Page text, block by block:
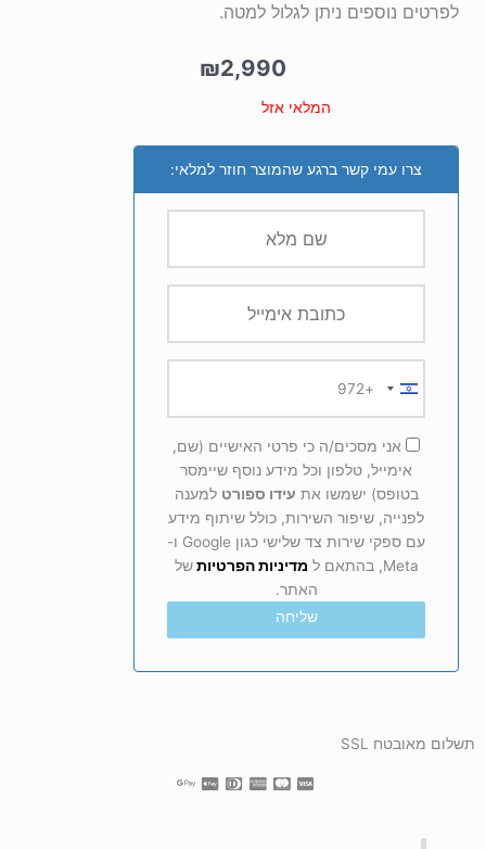
לפרטים נוספים ניתן לגלול למטה.
₪2,990
המלאי אזל
צרו עמי קשר ברגע שהמוצר חוזר למלאי:
Israel
+972
+972
אני מסכים/ה כי פרטי האישיים (שם,
אימייל, טלפון וכל מידע נוסף שיימסר
בטופס) ישמשו את עידו ספורט למענה
לפנייה, שיפור השירות, כולל שיתוף מידע
עם ספקי שירות צד שלישי כגון Google ו-
Meta, בהתאם ל
מדיניות הפרטיות של
האתר.
שליחה
תשלום מאובטח SSL